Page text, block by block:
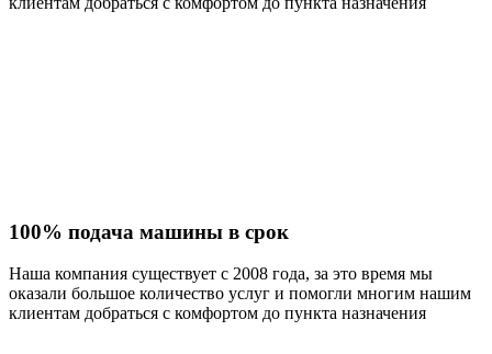
100% подача машины в срок
Наша компания существует с 2008 года, за это время мы
оказали большое количество услуг и помогли многим нашим
клиентам добраться с комфортом до пункта назначения